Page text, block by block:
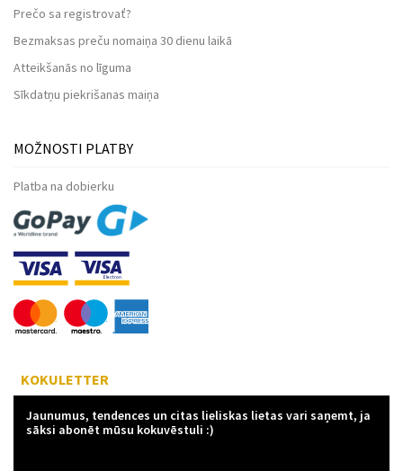
Prečo sa registrovať?
Bezmaksas preču nomaiņa 30 dienu laikā
Atteikšanās no līguma
Sīkdatņu piekrišanas maiņa
MOŽNOSTI PLATBY
Platba na dobierku
KOKULETTER
Jaunumus, tendences un citas lieliskas lietas vari saņemt, ja
sāksi abonēt mūsu kokuvēstuli :)